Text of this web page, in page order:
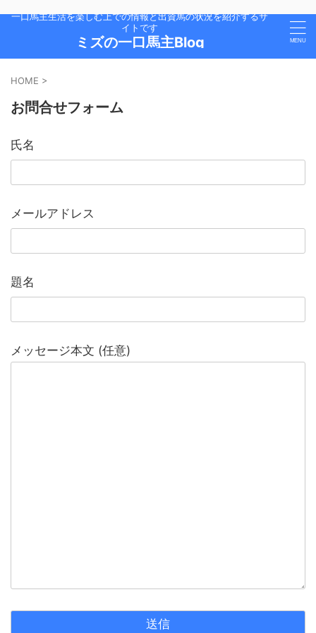
一口馬主生活を楽しむ上での情報と出資馬の状況を紹介するサ
イトです
ミズの一口馬主Blog
HOME >
お問合せフォーム
氏名
メールアドレス
題名
メッセージ本文 (任意)